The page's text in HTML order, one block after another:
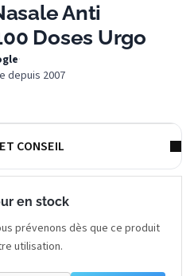
Anti
Doses Urgo
·
depuis 2007
CONSEIL
en stock
prévenons dès que ce produit
utilisation.